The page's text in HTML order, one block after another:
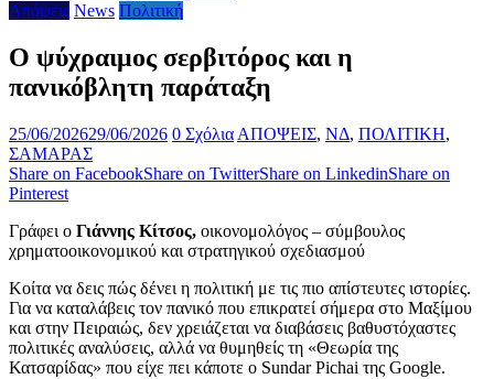
Απόψεις News Πολιτική
Ο ψύχραιμος σερβιτόρος και η
πανικόβλητη παράταξη
25/06/202629/06/2026 0 Σχόλια ΑΠΟΨΕΙΣ, ΝΔ, ΠΟΛΙΤΙΚΗ,
ΣΑΜΑΡΑΣ
Share on FacebookShare on TwitterShare on LinkedinShare on
Pinterest
Γράφει ο Γιάννης Κίτσος, οικονομολόγος – σύμβουλος
χρηματοοικονομικού και στρατηγικού σχεδιασμού
Κοίτα να δεις πώς δένει η πολιτική με τις πιο απίστευτες ιστορίες.
Για να καταλάβεις τον πανικό που επικρατεί σήμερα στο Μαξίμου
και στην Πειραιώς, δεν χρειάζεται να διαβάσεις βαθυστόχαστες
πολιτικές αναλύσεις, αλλά να θυμηθείς τη «Θεωρία της
Κατσαρίδας» που είχε πει κάποτε ο Sundar Pichai της Google.